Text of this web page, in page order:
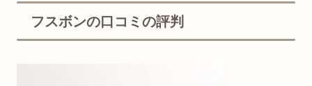
フスボンの口コミの評判